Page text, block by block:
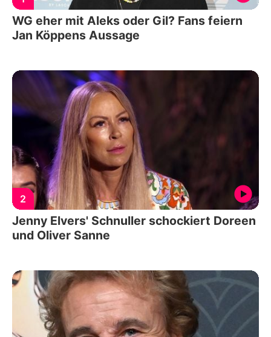
WG eher mit Aleks oder Gil? Fans feiern
Jan Köppens Aussage
2
Jenny Elvers' Schnuller schockiert Doreen
und Oliver Sanne